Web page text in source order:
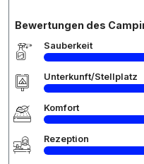
Bewertungen des
Sauberkeit
Unterkunft/Stellplatz
Komfort
Rezeption